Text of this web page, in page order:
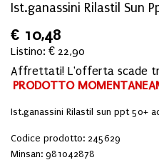
Ist.ganassini Rilastil Sun
€ 10,48
Listino: € 22,90
Affrettati! L'offerta scade
PRODOTTO
Ist.ganassini Rilastil sun ppt 50+
Codice prodotto: 245629
Minsan: 981042878